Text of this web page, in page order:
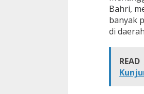
Bahri,
banyak
di
READ